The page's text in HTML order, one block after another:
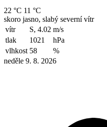
22 °C 11 °C
skoro jasno, slabý severní vítr
vítr
S, 4.02 m/s
tlak
1021
hPa
vlhkost 58
%
neděle 9. 8. 2026